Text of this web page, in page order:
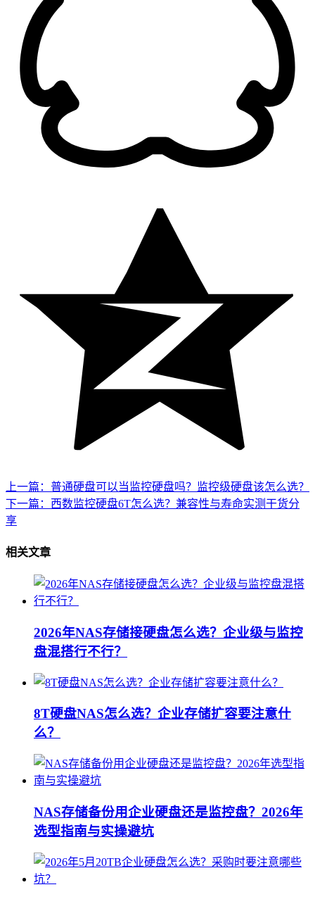
上一篇：普通硬盘可以当监控硬盘吗？监控级硬盘该怎么选？
下一篇：西数监控硬盘6T怎么选？兼容性与寿命实测干货分
享
相关文章
2026年NAS存储接硬盘怎么选？企业级与监控
盘混搭行不行？
8T硬盘NAS怎么选？企业存储扩容要注意什
么？
NAS存储备份用企业硬盘还是监控盘？2026年
选型指南与实操避坑